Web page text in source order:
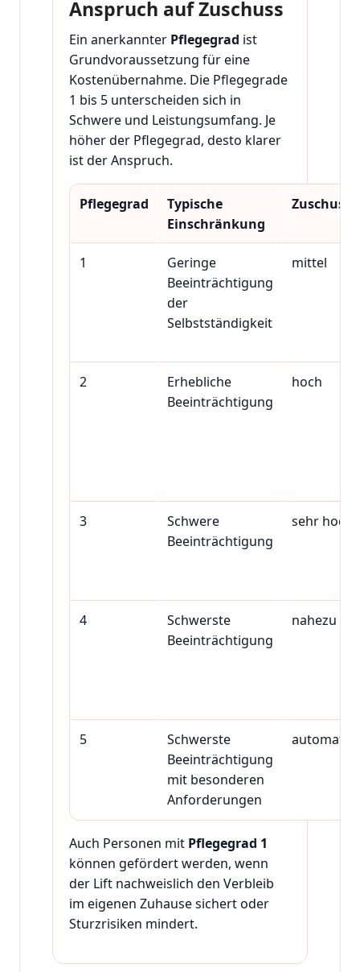
Anspruch auf Zuschuss
Ein anerkannter Pflegegrad ist
Grundvoraussetzung für eine
Kostenübernahme. Die Pflegegrade
1 bis 5 unterscheiden sich in
Schwere und Leistungsumfang. Je
höher der Pflegegrad, desto klarer
ist der Anspruch.
Pflegegrad
Typische
Einschränkung
1
Geringe
Beeinträchtigung
der
Selbstständigkeit
mittel
2
Erhebliche
Beeinträchtigung
hoch
3
Schwere
Beeinträchtigung
sehr hoch
4
Schwerste
Beeinträchtigung
nahezu
5
Schwerste
Beeinträchtigung
mit besonderen
Anforderungen
Auch Personen mit Pflegegrad 1
können gefördert werden, wenn
der Lift nachweislich den Verbleib
im eigenen Zuhause sichert oder
Sturzrisiken mindert.